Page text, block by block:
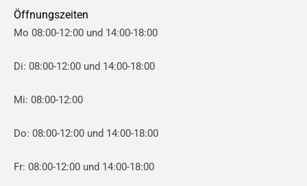
Öffnungszeiten
Mo 08:00-12:00 und 14:00-18:00
Di: 08:00-12:00 und 14:00-18:00
Mi: 08:00-12:00
Do: 08:00-12:00 und 14:00-18:00
Fr: 08:00-12:00 und 14:00-18:00